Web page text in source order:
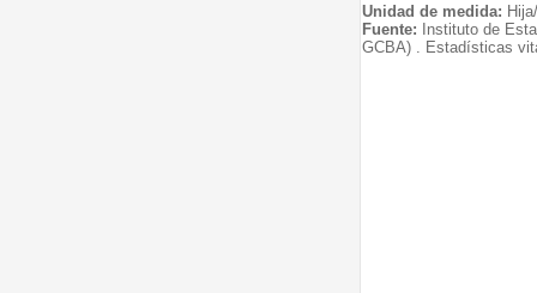
Unidad de medida:
Fuente: Instituto de
GCBA) . Estadísticas